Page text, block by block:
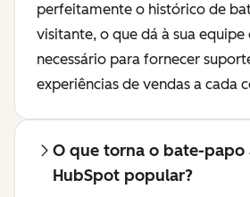
perfeitamente o histórico de
visitante, o que dá à sua
necessário para fornecer
experiências de vendas a cada
O que torna o bate-
HubSpot popular?